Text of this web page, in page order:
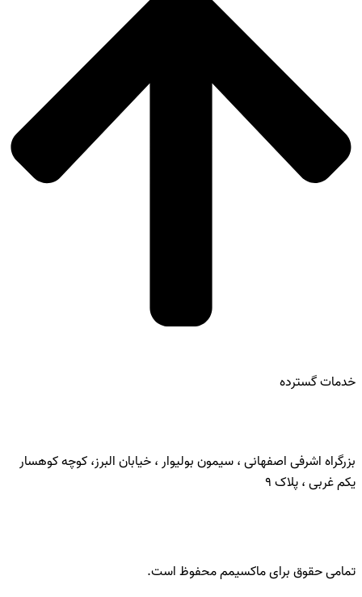
خدمات گسترده
بزرگراه اشرفی اصفهانی ، سیمون بولیوار ، خیابان البرز، کوچه کوهسار
یکم غربی ، پلاک 9
تمامی حقوق برای ماکسیمم محفوظ است.